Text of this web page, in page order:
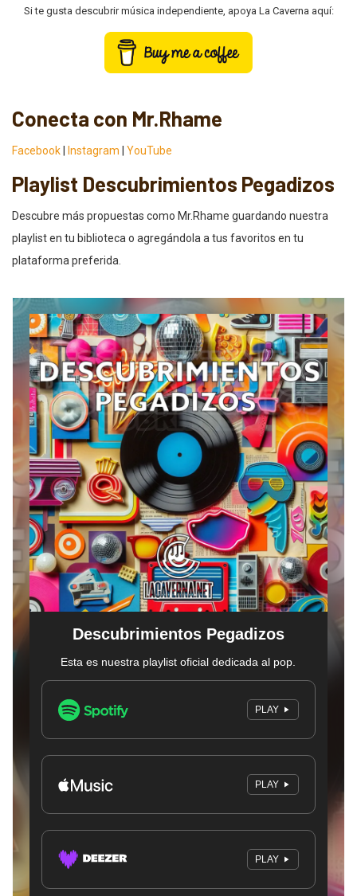
Si te gusta descubrir música independiente, apoya La Caverna aquí:
Conecta con Mr.Rhame
Facebook Instagram YouTube
Playlist Descubrimientos Pegadizos
Descubre más propuestas como Mr.Rhame guardando nuestra
playlist en tu biblioteca o agregándola a tus favoritos en tu
plataforma preferida.